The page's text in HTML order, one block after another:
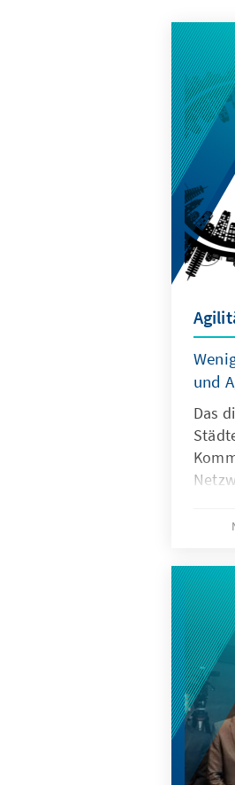
und
Das
zu